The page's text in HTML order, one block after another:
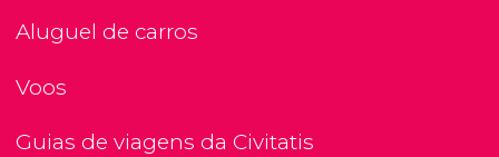
Aluguel de carros
Voos
Guias de viagens da Civitatis